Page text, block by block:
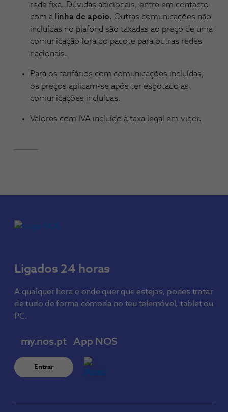
rede fixa. Dúvidas adicionais, entre em contacto
com a linha de apoio. Outras comunicações não
incluídas no plafond são taxadas ao preço de uma
comunicação fora do pacote para outras redes
nacionais.
Para os tarifários com comunicações incluídas,
os preços aplicam-se após ter esgotado as
comunicações incluídas.
Valores com IVA incluído à taxa legal em vigor.
Ligados 24 horas
A qualquer hora e onde quer que estejas, podes tratar
de tudo de forma cómoda no teu telemóvel, tablet ou
PC.
my.nos.pt
Entrar
App NOS